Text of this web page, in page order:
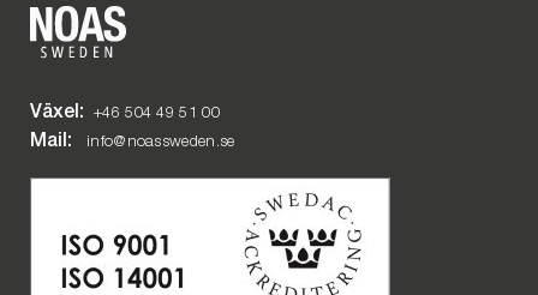
Växel: +46 504 49 51 00
Mail: info@noassweden.se